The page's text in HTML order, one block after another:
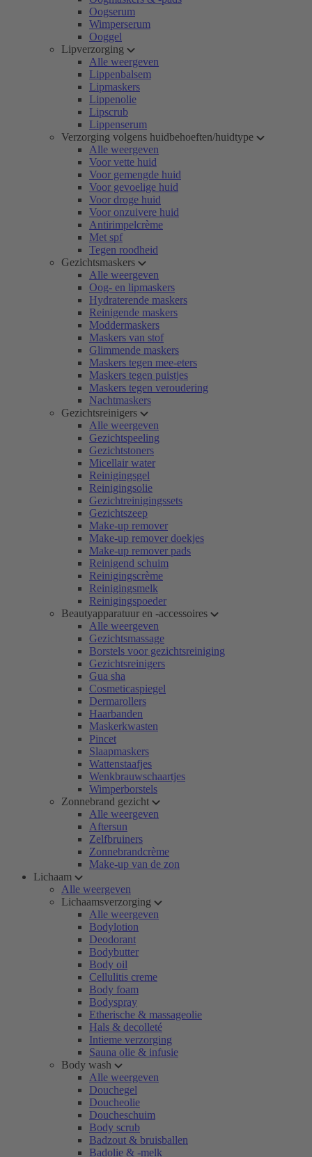
Oogserum
Wimperserum
Ooggel
Lipverzorging
Alle weergeven
Lippenbalsem
Lipmaskers
Lippenolie
Lipscrub
Lippenserum
Verzorging volgens huidbehoeften/huidtype
Alle weergeven
Voor vette huid
Voor gemengde huid
Voor gevoelige huid
Voor droge huid
Voor onzuivere huid
Antirimpelcrème
Met spf
Tegen roodheid
Gezichtsmaskers
Alle weergeven
Oog- en lipmaskers
Hydraterende maskers
Reinigende maskers
Moddermaskers
Maskers van stof
Glimmende maskers
Maskers tegen mee-eters
Maskers tegen puistjes
Maskers tegen veroudering
Nachtmaskers
Gezichtsreinigers
Alle weergeven
Gezichtspeeling
Gezichtstoners
Micellair water
Reinigingsgel
Reinigingsolie
Gezichtreinigingssets
Gezichtszeep
Make-up remover
Make-up remover doekjes
Make-up remover pads
Reinigend schuim
Reinigingscrème
Reinigingsmelk
Reinigingspoeder
Beautyapparatuur en -accessoires
Alle weergeven
Gezichtsmassage
Borstels voor gezichtsreiniging
Gezichtsreinigers
Gua sha
Cosmeticaspiegel
Dermarollers
Haarbanden
Maskerkwasten
Pincet
Slaapmaskers
Wattenstaafjes
Wenkbrauwschaartjes
Wimperborstels
Zonnebrand gezicht
Alle weergeven
Aftersun
Zelfbruiners
Zonnebrandcrème
Make-up van de zon
Lichaam
Alle weergeven
Lichaamsverzorging
Alle weergeven
Bodylotion
Deodorant
Bodybutter
Body oil
Cellulitis creme
Body foam
Bodyspray
Etherische & massageolie
Hals & decolleté
Intieme verzorging
Sauna olie & infusie
Body wash
Alle weergeven
Douchegel
Doucheolie
Doucheschuim
Body scrub
Badzout & bruisballen
Badolie & -melk